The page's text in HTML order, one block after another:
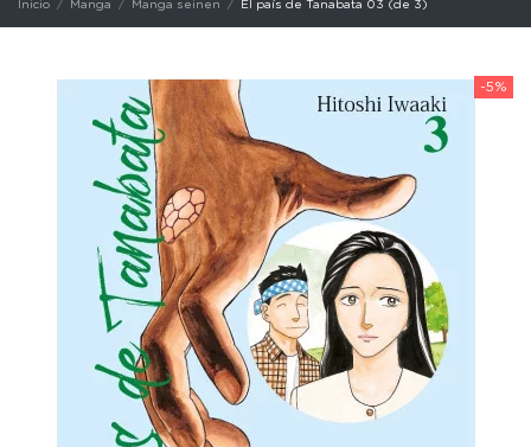
Inicio Manga Manga seinen El país de Tanabata 03 (de 3)
-5%